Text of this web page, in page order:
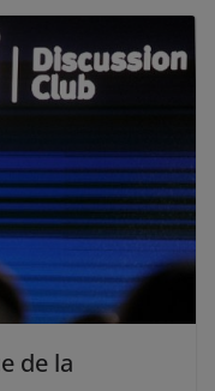
de la